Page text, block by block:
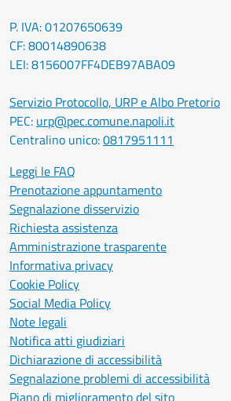
P. IVA: 01207650639
CF: 80014890638
LEI: 8156007FF4DEB97ABA09
Servizio Protocollo, URP e Albo Pretorio
PEC: urp@pec.comune.napoli.it
Centralino unico:0817951111
Leggi le FAQ
Prenotazione appuntamento
Segnalazione disservizio
Richiesta assistenza
Amministrazione trasparente
Informativa privacy
Cookie Policy
Social Media Policy
Note legali
Notifica atti giudiziari
Dichiarazione di accessibilità
Segnalazione problemi di accessibilità